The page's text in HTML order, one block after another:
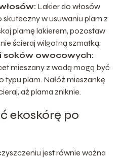
Lakier do włosów
w usuwaniu plam z
plamę lakierem, pozostaw
ścieraj wilgotną szmatką.
soków owocowych:
mieszany z wodą mogą być
typu plam. Nałóż mieszankę
aż plama zniknie.
ekoskórę po
jest równie ważna